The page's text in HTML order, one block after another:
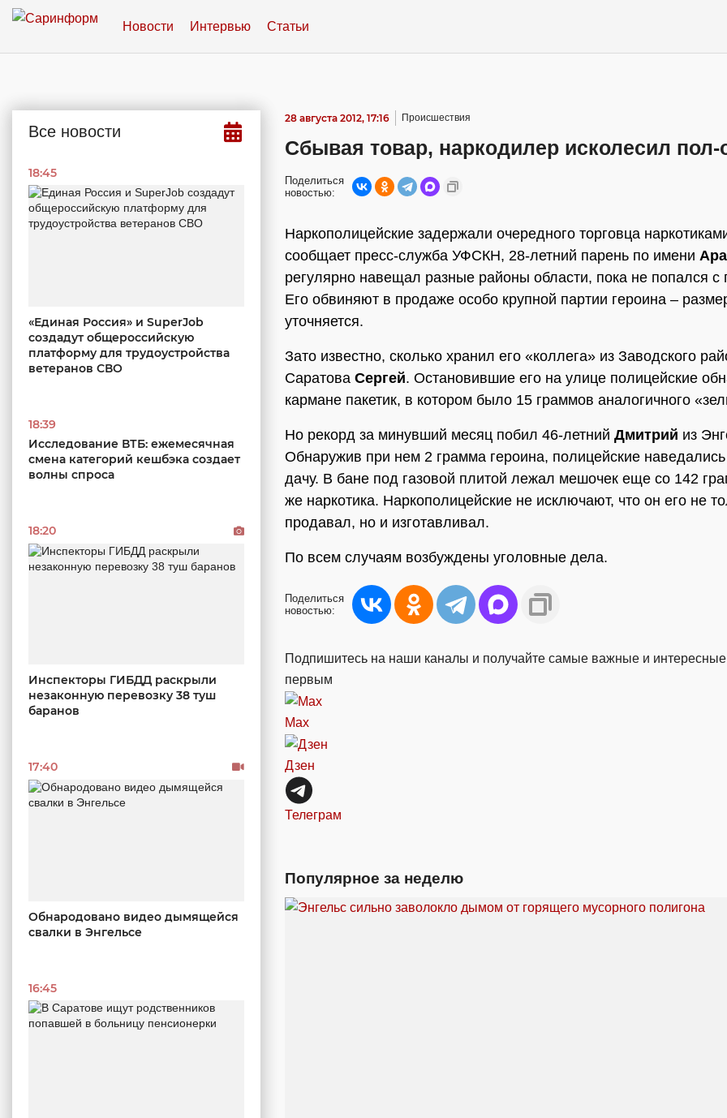
Новости Интервью Статьи
Все новости
18:45
«Единая Россия» и SuperJob
создадут общероссийскую
платформу для трудоустройства
ветеранов СВО
18:39
Исследование ВТБ: ежемесячная
смена категорий кешбэка создает
волны спроса
18:20
Инспекторы ГИБДД раскрыли
незаконную перевозку 38 туш
баранов
17:40
Обнародовано видео дымящейся
свалки в Энгельсе
16:45
28 августа 2012, 17:16 Происшествия
Сбывая товар, наркодилер исколесил пол-
Поделиться
новостью:
Наркополицейские задержали очередного торговца
сообщает пресс-служба УФСКН, 28-летний парень по имени
регулярно навещал разные районы области, пока не попался
Его обвиняют в продаже особо крупной партии героина –
уточняется.
Зато известно, сколько хранил его «коллега» из Заводского
Саратова Сергей. Остановившие его на улице полицейские
кармане пакетик, в котором было 15 граммов аналогичного
Но рекорд за минувший месяц побил 46-летний Дмитрий из
Обнаружив при нем 2 грамма героина, полицейские
дачу. В бане под газовой плитой лежал мешочек еще со 142
же наркотика. Наркополицейские не исключают, что он его не
продавал, но и изготавливал.
По всем случаям возбуждены уголовные дела.
Поделиться
новостью:
Подпишитесь на наши каналы и получайте самые важные и интересные
первым
Max
Дзен
Телеграм
Популярное за неделю